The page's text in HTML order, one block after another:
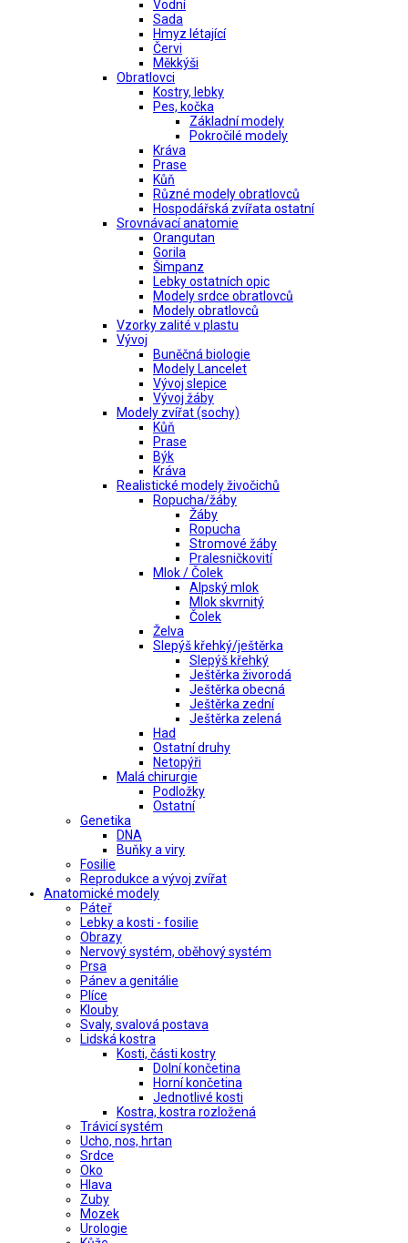
Vodní
Sada
Hmyz létající
Červi
Měkkýši
Obratlovci
Kostry, lebky
Pes, kočka
Základní modely
Pokročilé modely
Kráva
Prase
Kůň
Různé modely obratlovců
Hospodářská zvířata ostatní
Srovnávací anatomie
Orangutan
Gorila
Šimpanz
Lebky ostatních opic
Modely srdce obratlovců
Modely obratlovců
Vzorky zalité v plastu
Vývoj
Buněčná biologie
Modely Lancelet
Vývoj slepice
Vývoj žáby
Modely zvířat (sochy)
Kůň
Prase
Býk
Kráva
Realistické modely živočichů
Ropucha/žáby
Žáby
Ropucha
Stromové žáby
Pralesničkovití
Mlok / Čolek
Alpský mlok
Mlok skvrnitý
Čolek
Želva
Slepýš křehký/ještěrka
Slepýš křehký
Ještěrka živorodá
Ještěrka obecná
Ještěrka zední
Ještěrka zelená
Had
Ostatní druhy
Netopýři
Malá chirurgie
Podložky
Ostatní
Genetika
DNA
Buňky a viry
Fosilie
Reprodukce a vývoj zvířat
Anatomické modely
Páteř
Lebky a kosti - fosilie
Obrazy
Nervový systém, oběhový systém
Prsa
Pánev a genitálie
Plíce
Klouby
Svaly, svalová postava
Lidská kostra
Kosti, části kostry
Dolní končetina
Horní končetina
Jednotlivé kosti
Kostra, kostra rozložená
Trávicí systém
Ucho, nos, hrtan
Srdce
Oko
Hlava
Zuby
Mozek
Urologie